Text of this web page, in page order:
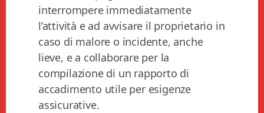
interrompere immediatamente
l’attività e ad avvisare il proprietario in
caso di malore o incidente, anche
lieve, e a collaborare per la
compilazione di un rapporto di
accadimento utile per esigenze
assicurative.